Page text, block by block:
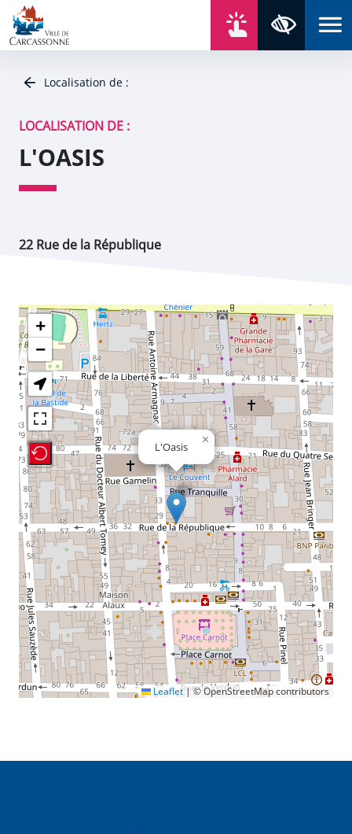
Aller au contenu
Aller au menu
Aller au plan du site
Aller à la recherche
Localisation de :
LOCALISATION DE :
L'OASIS
22 Rue de la République
L'Oasis ×
+
−
Recenter Map
Leaflet |© OpenStreetMap contributors
Panneau de gestion des cookies